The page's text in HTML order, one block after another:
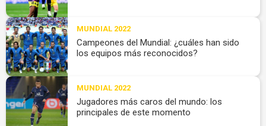
MUNDIAL 2022
Campeones del Mundial: ¿cuáles han sido
los equipos más reconocidos?
MUNDIAL 2022
Jugadores más caros del mundo: los
principales de este momento